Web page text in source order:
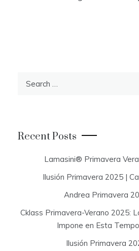
r
:
Recent Posts
Lamasini® Primavera
Ilusión Primavera 2025 |
Andrea Primavera
Cklass Primavera-Verano 2025:
Impone en Esta
Ilusión Primavera